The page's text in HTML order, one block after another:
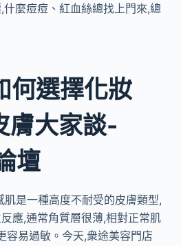
麼痘痘、紅血絲總找上門來,總
何選擇化妝
膚大家談-
壇
是一種高度不耐受的皮膚類型,
應,通常角質層很薄,相對正常肌
容易過敏。今天,衆途美容門店